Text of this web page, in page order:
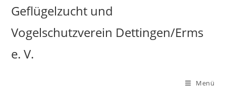
Zum
Inhalt
springen
Geflügelzucht und
Vogelschutzverein Dettingen/Erms
e. V.
Menü